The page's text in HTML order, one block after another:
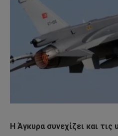
Η Άγκυρα συνεχίζει και